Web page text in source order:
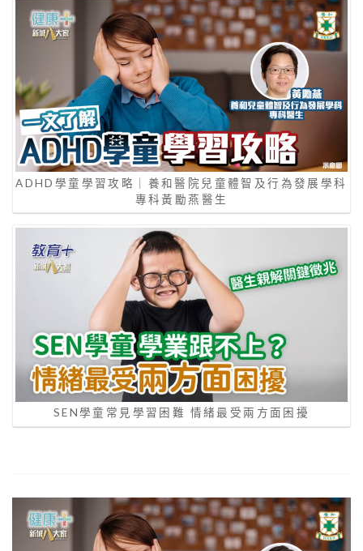
ADHD學童學習攻略｜養和醫院兒童體智及行為發展學科
專科黃勵燕醫生
SEN學童常見學習困難 情緒最受兩方面困擾